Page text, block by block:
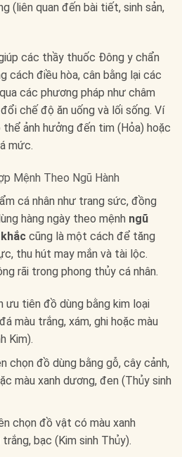
(liên quan đến bài tiết, sinh sản,
các thầy thuốc Đông y chẩn
cách điều hòa, cân bằng lại các
các phương pháp như châm
chế độ ăn uống và lối sống. Ví
ảnh hưởng đến tim (Hỏa) hoặc
mức.
Mệnh Theo Ngũ Hành
cá nhân như trang sức, đồng
hàng ngày theo mệnh ngũ
cũng là một cách để tăng
thu hút may mắn và tài lộc.
rãi trong phong thủy cá nhân.
ưu tiên đồ dùng bằng kim loại
màu trắng, xám, ghi hoặc màu
Kim).
chọn đồ dùng bằng gỗ, cây cảnh,
màu xanh dương, đen (Thủy sinh
chọn đồ vật có màu xanh
bạc (Kim sinh Thủy).